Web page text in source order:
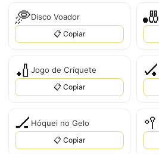
🥏Disco Voador
📋 Copiar
🎳
🏏 Jogo de Críquete
📋 Copiar
🏑
🏒 Hóquei no Gelo
📋 Copiar
🥍